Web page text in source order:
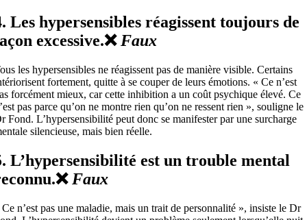
Les hypersensibles réagissent toujours de
excessive.❌Faux
les hypersensibles ne réagissent pas de manière visible. Certains
fortement, quitte à se couper de leurs émotions. « Ce n’est
forcément mieux, car cette inhibition a un coût psychique élevé. Ce
pas parce qu’on ne montre rien qu’on ne ressent rien », souligne le
Fond. L’hypersensibilité peut donc se manifester par une surcharge
silencieuse, mais bien réelle.
L’hypersensibilité est un trouble mental
Faux
n’est pas une maladie, mais un trait de personnalité », insiste le Dr